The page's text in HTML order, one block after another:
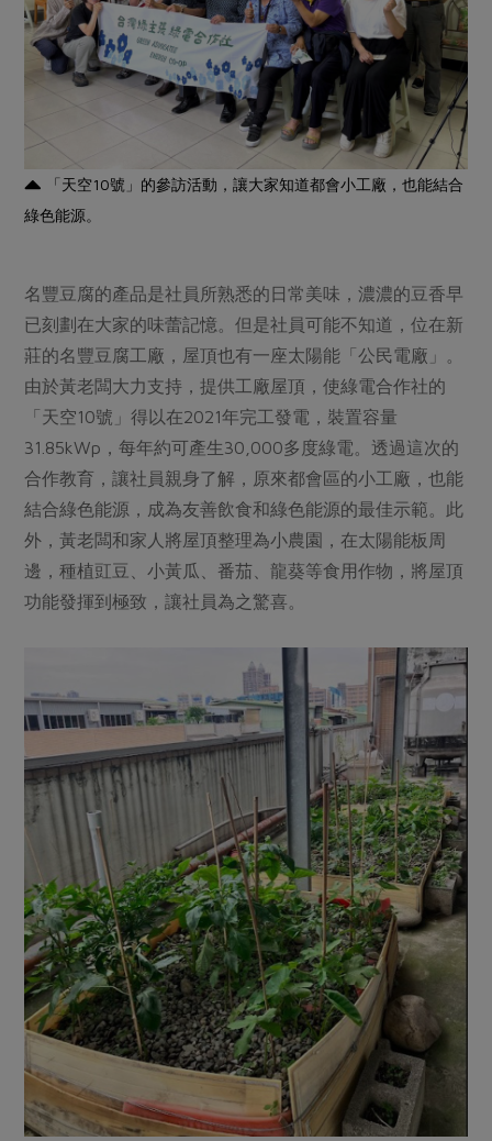
「天空10號」的參訪活動，讓大家知道都會小工廠，也能結合
綠色能源。
名豐豆腐的產品是社員所熟悉的日常美味，濃濃的豆香早
已刻劃在大家的味蕾記憶。但是社員可能不知道，位在新
莊的名豐豆腐工廠，屋頂也有一座太陽能「公民電廠」。
由於黃老闆大力支持，提供工廠屋頂，使綠電合作社的
「天空10號」得以在2021年完工發電，裝置容量
31.85kWp，每年約可產生30,000多度綠電。透過這次的
合作教育，讓社員親身了解，原來都會區的小工廠，也能
結合綠色能源，成為友善飲食和綠色能源的最佳示範。此
外，黃老闆和家人將屋頂整理為小農園，在太陽能板周
邊，種植豇豆、小黃瓜、番茄、龍葵等食用作物，將屋頂
功能發揮到極致，讓社員為之驚喜。